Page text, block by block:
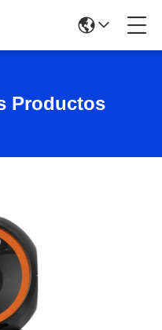
Productos